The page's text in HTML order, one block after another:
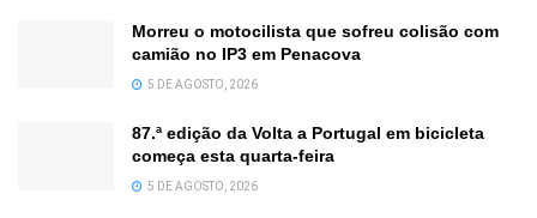
Morreu o motocilista que sofreu colisão com
camião no IP3 em Penacova
5 DE AGOSTO, 2026
87.ª edição da Volta a Portugal em bicicleta
começa esta quarta-feira
5 DE AGOSTO, 2026